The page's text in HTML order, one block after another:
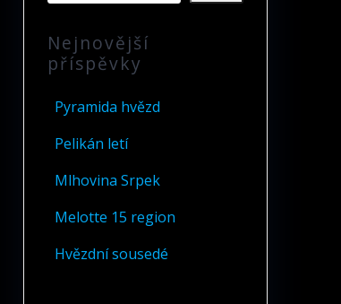
Nejnovější
příspěvky
Pyramida hvězd
Pelikán letí
Mlhovina Srpek
Melotte 15 region
Hvězdní sousedé